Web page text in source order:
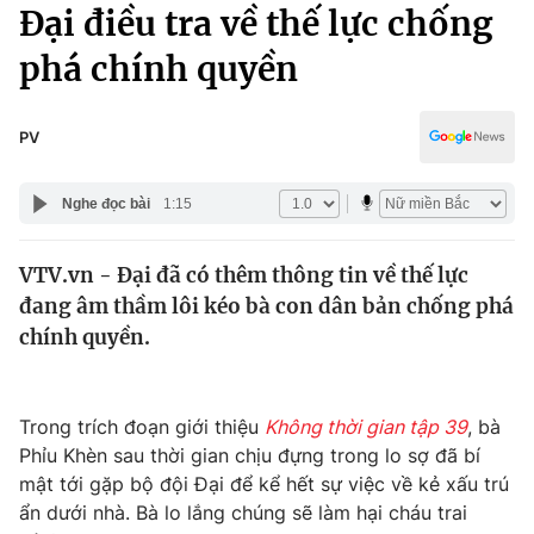
Chính trị
Xã hội
Pháp luật
Y tế
Thế giới
Tin tức
Câu chuyện quốc tế
Kinh tế
Thị trường
Góc doanh nghiệp
Dữ liệu và đời sống
Truyền hình
Truyền hình
Văn hóa - Giải trí
Đại điều tra về thế lực chống
phá chính quyền
PV
Nghe đọc bài 1:15
VTV.vn - Đại đã có thêm thông tin về thế lực
đang âm thầm lôi kéo bà con dân bản chống phá
chính quyền.
Trong trích đoạn giới thiệu Không thời gian tập 39, bà
Phỉu Khèn sau thời gian chịu đựng trong lo sợ đã bí
mật tới gặp bộ đội Đại để kể hết sự việc về kẻ xấu trú
ẩn dưới nhà. Bà lo lắng chúng sẽ làm hại cháu trai